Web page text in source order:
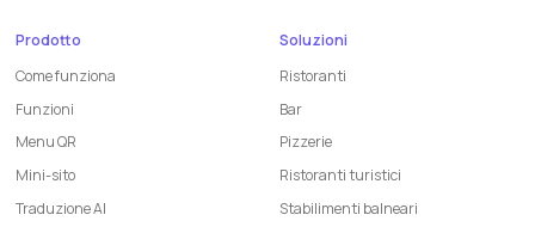
Prodotto
Come funziona
Funzioni
Menu QR
Mini-sito
Traduzione AI
Soluzioni
Ristoranti
Bar
Pizzerie
Ristoranti turistici
Stabilimenti balneari